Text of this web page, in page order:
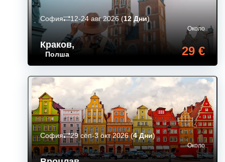
Краков,
Полша
Около
29 €
София 12-24 авг 2026 (12 Дни)
Около
София 29 сеп-3 окт 2026(4 Дни)